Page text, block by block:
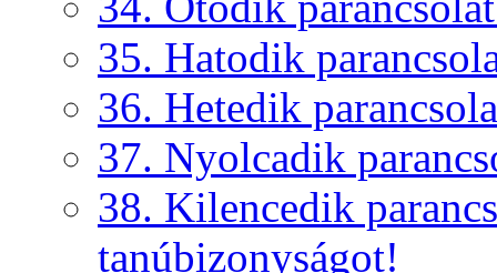
35. Hatodik
36. Hetedik
37. Nyolcadik
38. Kilencedik
tanúbizonyságot!